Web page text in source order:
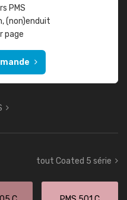
PMS
(non)enduit
page
tout Coated 5 série